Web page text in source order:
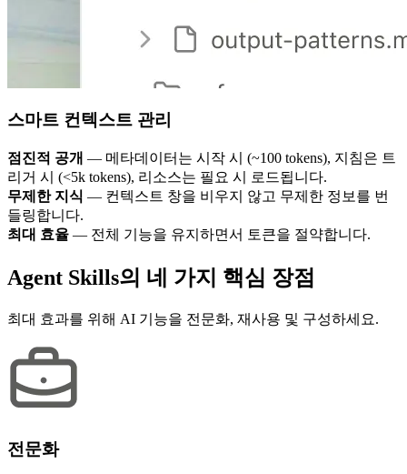
스마트 컨텍스트 관리
점진적 공개 — 메타데이터는 시작 시 (~100 tokens), 지침은 트
리거 시 (<5k tokens), 리소스는 필요 시 로드됩니다.
무제한 지식 — 컨텍스트 창을 비우지 않고 무제한 정보를 번
들링합니다.
최대 효율 — 전체 기능을 유지하면서 토큰을 절약합니다.
Agent Skills의 네 가지 핵심 장점
최대 효과를 위해 AI 기능을 전문화, 재사용 및 구성하세요.
전문화